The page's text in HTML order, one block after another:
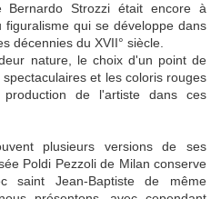
Strozzi était encore à
qui se développe dans
décennies du XVII° siècle.
nature, le choix d'un point de
et les coloris rouges
de l'artiste dans ces
plusieurs versions de ses
Poldi Pezzoli de Milan conserve
saint Jean-Baptiste de même